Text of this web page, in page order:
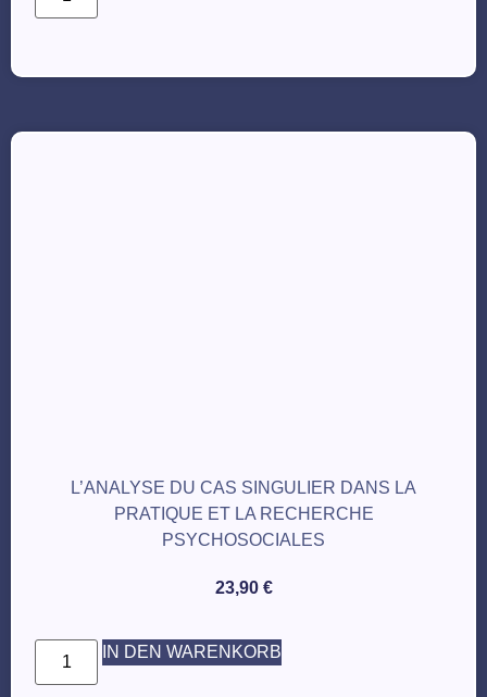
L’ANALYSE DU CAS SINGULIER DANS LA
PRATIQUE ET LA RECHERCHE
PSYCHOSOCIALES
23,90 €
IN DEN WARENKORB